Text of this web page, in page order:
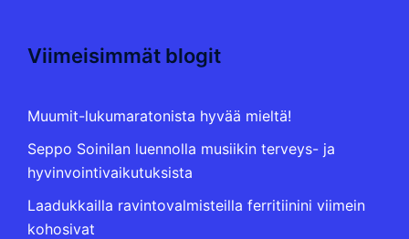
Viimeisimmät blogit
Muumit-lukumaratonista hyvää mieltä!
Seppo Soinilan luennolla musiikin terveys- ja
hyvinvointivaikutuksista
Laadukkailla ravintovalmisteilla ferritiinini viimein
kohosivat